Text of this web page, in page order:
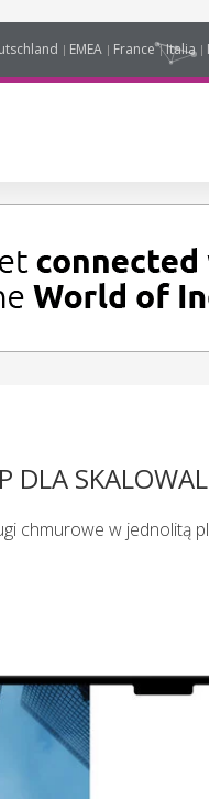
EMEA France Italia
DLA
chmurowe w jednolitą